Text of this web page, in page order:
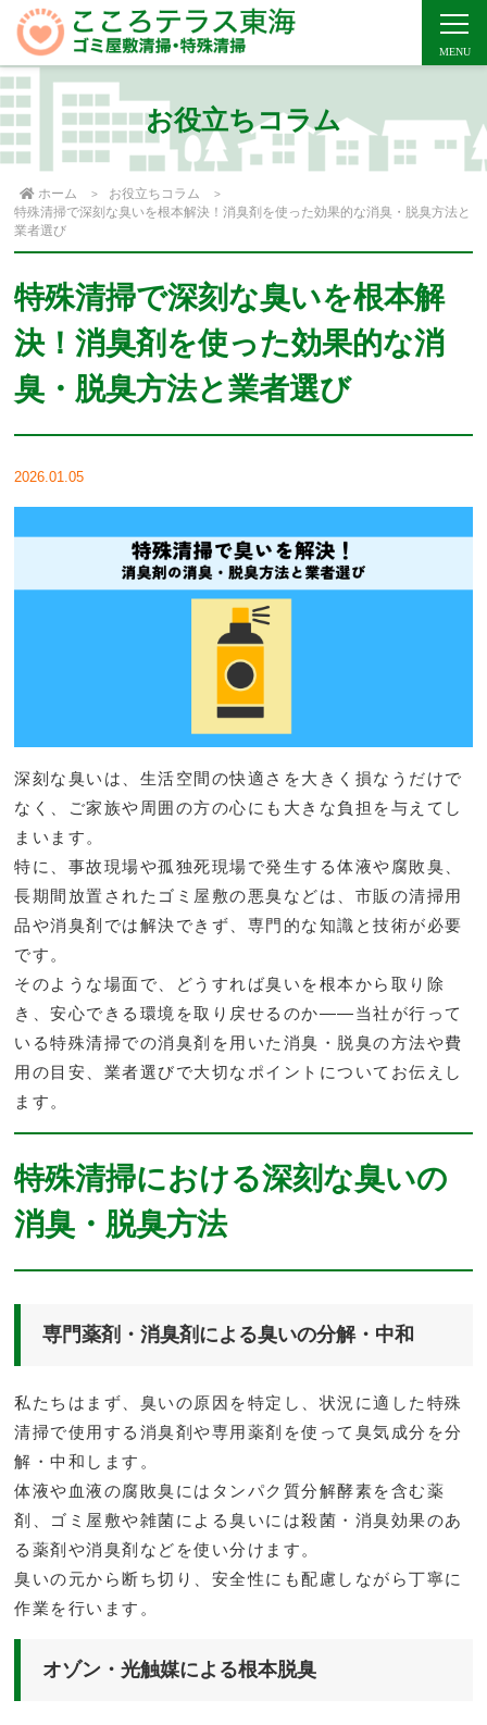
お役立ちコラム
ホーム
お役立ちコラム
特殊清掃で深刻な臭いを根本解決！消臭剤を使った効果的な消臭・脱臭方法と
業者選び
特殊清掃で深刻な臭いを根本解
決！消臭剤を使った効果的な消
臭・脱臭方法と業者選び
2026.01.05
深刻な臭いは、生活空間の快適さを大きく損なうだけで
なく、ご家族や周囲の方の心にも大きな負担を与えてし
まいます。
特に、事故現場や孤独死現場で発生する体液や腐敗臭、
長期間放置されたゴミ屋敷の悪臭などは、市販の清掃用
品や消臭剤では解決できず、専門的な知識と技術が必要
です。
そのような場面で、どうすれば臭いを根本から取り除
き、安心できる環境を取り戻せるのか――当社が行って
いる特殊清掃での消臭剤を用いた消臭・脱臭の方法や費
用の目安、業者選びで大切なポイントについてお伝えし
ます。
特殊清掃における深刻な臭いの
消臭・脱臭方法
専門薬剤・消臭剤による臭いの分解・中和
私たちはまず、臭いの原因を特定し、状況に適した特殊
清掃で使用する消臭剤や専用薬剤を使って臭気成分を分
解・中和します。
体液や血液の腐敗臭にはタンパク質分解酵素を含む薬
剤、ゴミ屋敷や雑菌による臭いには殺菌・消臭効果のあ
る薬剤や消臭剤などを使い分けます。
臭いの元から断ち切り、安全性にも配慮しながら丁寧に
作業を行います。
オゾン・光触媒による根本脱臭